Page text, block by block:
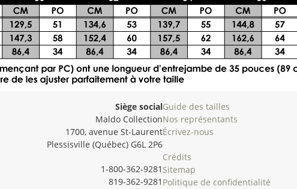
Siège social
Maldo Collection
1700, avenue St-Laurent
Plessisville (Québec) G6L 2P6
1-800-362-9281
819-362-9281
Guide des tailles
Nos représentants
Écrivez-nous
Crédits
Sitemap
Politique de confidentialité